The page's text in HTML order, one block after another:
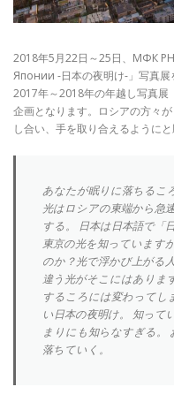
2018年5月22日～25日、МФК
Японии -日本の夜明け-」写真展
2017年～2018年の年越し写真展
企画となります。ロシアの方々
し合い、手を取り合えるように
あなたが眠りに落ちるこ
光はロシアの東端から急
する。 日本は日本語で「
東京の光を知っています
のか？光で浮かび上がる
違う光がそこにはありま
するころには変わってし
い日本の夜明け。 知っ
まりにも知らなすぎる。
落ちていく。